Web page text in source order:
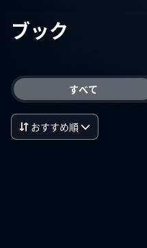
ブック
すべて
おすすめ順